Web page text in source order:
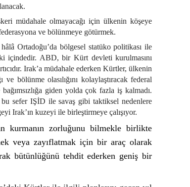
müdahale olmayacağı için ülkenin köşeye
ve bölünmeye götürmek.
Ortadoğu’da bölgesel statüko politikası ile
içindedir. ABD, bir Kürt devleti kurulmasını
Irak’a müdahale ederken Kürtler, ülkenin
bölünme olasılığını kolaylaştıracak federal
giden yolda çok fazla iş kalmadı.
sefer IŞİD ile savaş gibi taktiksel nedenlere
Irak’ın kuzeyi ile birleştirmeye çalışıyor.
kurmanın zorluğunu bilmekle birlikte
veya zayıflatmak için bir araç olarak
bütünlüğünü tehdit ederken geniş bir